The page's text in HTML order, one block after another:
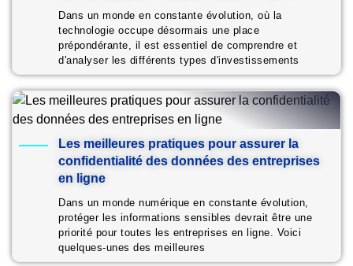
Dans un monde en constante évolution, où la
technologie occupe désormais une place
prépondérante, il est essentiel de comprendre et
d'analyser les différents types d'investissements
Les meilleures pratiques pour assurer la
confidentialité des données des entreprises
en ligne
Dans un monde numérique en constante évolution,
protéger les informations sensibles devrait être une
priorité pour toutes les entreprises en ligne. Voici
quelques-unes des meilleures